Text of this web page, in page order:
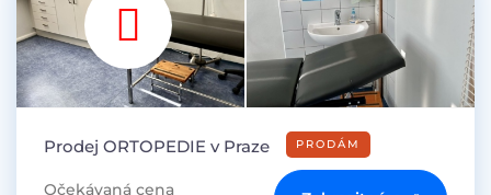
Prodej ORTOPEDIE v Praze PRODÁM
Očekávaná cena